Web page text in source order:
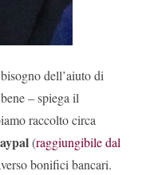
dell’aiuto di
– spiega il
raccolto circa
(raggiungibile dal
bonifici bancari.